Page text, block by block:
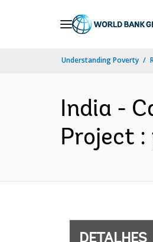
Understanding Poverty
India -
Project
DETALHES